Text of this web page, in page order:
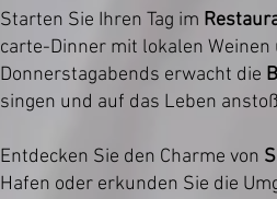
Starten Sie Ihren Tag im
carte-Dinner mit lokalen
Donnerstagabends erwacht die
singen und auf das Leben
Entdecken Sie den Charme von
Hafen oder erkunden Sie die